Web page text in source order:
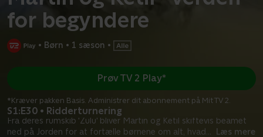
for begyndere
• Børn • 1 sæson •
S1:E30 • Ridderturnering
Fra deres rumskib 'Zulu' bliver Martin og Ketil skiftevis beamet
ned på Jorden for at fortælle børnene om alt, hvad... Læs mere
Prøv TV 2 Play*
*Kræver pakken Basis. Administrer dit abonnement på Mit TV 2.